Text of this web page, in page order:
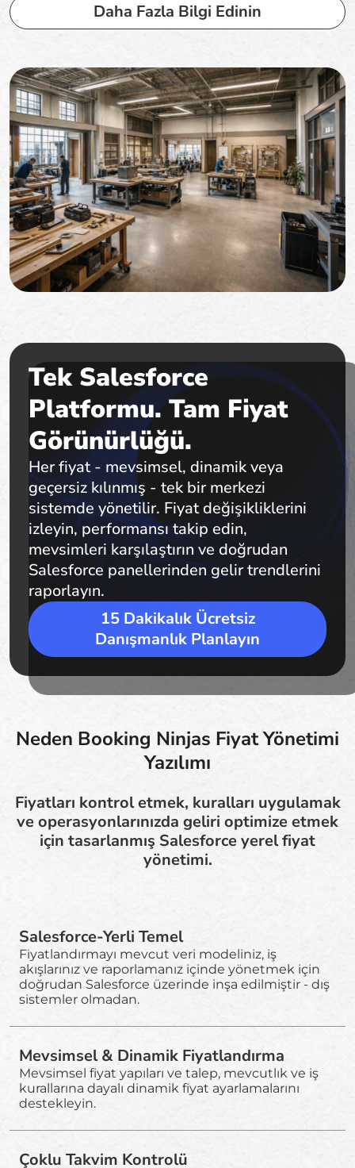
Daha Fazla Bilgi Edinin
Tek Salesforce
Platformu. Tam Fiyat
Görünürlüğü.
Her fiyat - mevsimsel, dinamik veya
geçersiz kılınmış - tek bir merkezi
sistemde yönetilir. Fiyat değişikliklerini
izleyin, performansı takip edin,
mevsimleri karşılaştırın ve doğrudan
Salesforce panellerinden gelir trendlerini
raporlayın.
15 Dakikalık Ücretsiz
Danışmanlık Planlayın
Neden Booking Ninjas Fiyat Yönetimi
Yazılımı
Fiyatları kontrol etmek, kuralları uygulamak
ve operasyonlarınızda geliri optimize etmek
için tasarlanmış Salesforce yerel fiyat
yönetimi.
Salesforce-Yerli Temel
Fiyatlandırmayı mevcut veri modeliniz, iş
akışlarınız ve raporlamanız içinde yönetmek için
doğrudan Salesforce üzerinde inşa edilmiştir - dış
sistemler olmadan.
Mevsimsel & Dinamik Fiyatlandırma
Mevsimsel fiyat yapıları ve talep, mevcutlık ve iş
kurallarına dayalı dinamik fiyat ayarlamalarını
destekleyin.
Çoklu Takvim Kontrolü